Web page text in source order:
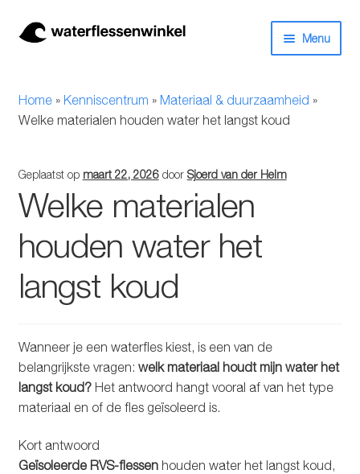
Ga
Ga
Menu
Bidons
Kinderflessen
Drinkfles met rietje
Waterfles met filter
Glazen drinkfles
Broodtrommels & lunchboxen
Home» Kenniscentrum » Materiaal & duurzaamheid »
Welke materialen houden water het langst koud
Geplaatst op maart 22, 2026 door Sjoerd van der Helm
Welke materialen
houden water het
langst koud
Wanneer je een waterfles kiest, is een van de
belangrijkste vragen: welk materiaal houdt mijn water het
langst koud?Het antwoord hangt vooral af van het type
materiaal en of de fles geïsoleerd is.
Kort antwoord
Geïsoleerde RVS-flessenhouden water het langst koud,